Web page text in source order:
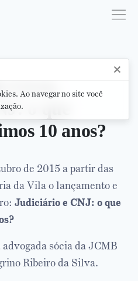
Livro,
o que
10 anos?
de 2015 a partir das
da Vila o lançamento e
Judiciário e CNJ: o que
sócia da JCMB
Ribeiro da Silva.
×
Ao navegar no site você